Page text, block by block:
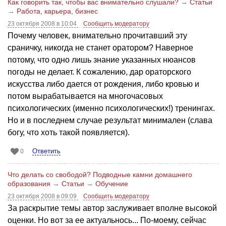
Как говорить так, чтобы вас внимательно слушали? → Статьи
→ Работа, карьера, бизнес
23 октября 2008 в 10:04 Сообщить модератору
Почему человек, внимательно прочитавший эту
сраничку, никогда не станет оратором? Наверное
потому, что одно лишь знание указанных нюансов
погоды не делает. К сожалению, дар ораторского
искусства либо дается от рождения, либо кровью и
потом вырабатывается на многочасовых
психологических (именно психологических!) тренингах.
Но и в последнем случае результат минимален (слава
богу, что хоть такой появляется).
0 Ответить
Что делать со свободой? Подводные камни домашнего
образования → Статьи → Обучение
23 октября 2008 в 09:09 Сообщить модератору
За раскрытие темы автор заслуживает вполне высокой
оценки. Но вот за ее актуальнось... По-моему, сейчас